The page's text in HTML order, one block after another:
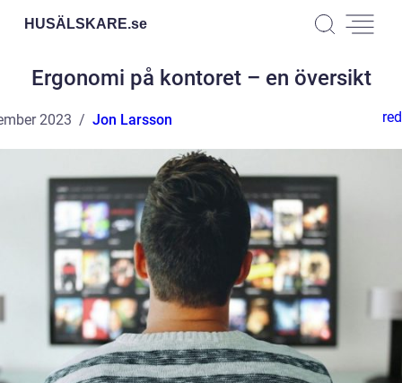
HUSÄLSKARE.se
Ergonomi på kontoret – en översikt
2023 Jon Larsson